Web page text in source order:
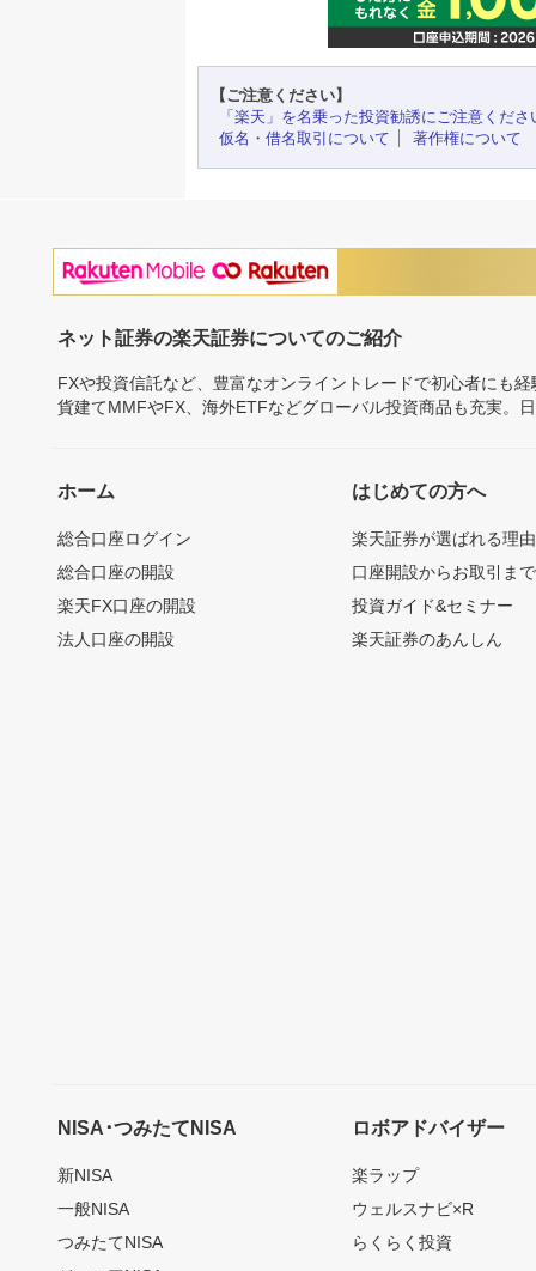
【ご注意ください】
「楽天」を名乗った投資勧誘にご注意くださ
仮名・借名取引について
著作権について
ネット証券の楽天証券についてのご紹介
FXや投資信託など、豊富なオンライントレードで初心者にも
貨建てMMFやFX、海外ETFなどグローバル投資商品も充実。
ホーム
総合口座ログイン
総合口座の開設
楽天FX口座の開設
法人口座の開設
はじめての方へ
楽天証券が選ばれる理由
口座開設からお取引ま
投資ガイド&セミナー
楽天証券のあんしん
NISA･つみたてNISA
新NISA
一般NISA
つみたてNISA
ロボアドバイザー
楽ラップ
ウェルスナビ×R
らくらく投資